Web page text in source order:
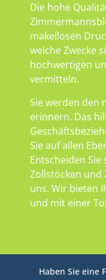
Die hohe
makellosen
welche Zwecke
hochwertigen
vermitteln.
Sie werden den
erinnern. Das
Sie auf allen
Entscheiden
Zollstöcken
uns. Wir bieten
und mit einer
Haben Sie eine